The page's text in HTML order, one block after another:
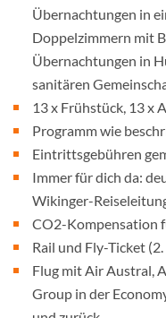
Übernachtungen in
Doppelzimmern mit
Übernachtungen in
sanitären
13 x Frühstück, 13 x
Programm wie
Eintrittsgebühren
Immer für dich da:
Wikinger-
CO2-Kompensation
Rail und Fly-Ticket
Flug mit Air Austral,
Group in der